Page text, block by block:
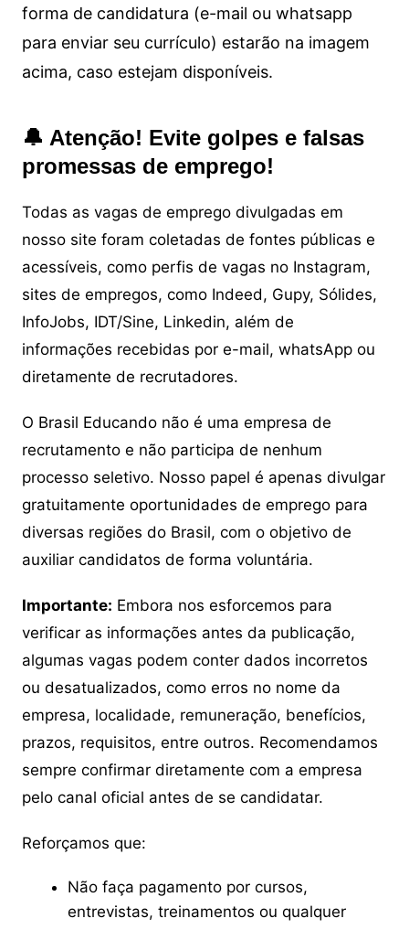
forma de candidatura (e-mail ou whatsapp
para enviar seu currículo) estarão na imagem
acima, caso estejam disponíveis.
🔔 Atenção! Evite golpes e falsas
promessas de emprego!
Todas as vagas de emprego divulgadas em
nosso site foram coletadas de fontes públicas e
acessíveis, como perfis de vagas no Instagram,
sites de empregos, como Indeed, Gupy, Sólides,
InfoJobs, IDT/Sine, Linkedin, além de
informações recebidas por e-mail, whatsApp ou
diretamente de recrutadores.
O Brasil Educando não é uma empresa de
recrutamento e não participa de nenhum
processo seletivo. Nosso papel é apenas divulgar
gratuitamente oportunidades de emprego para
diversas regiões do Brasil, com o objetivo de
auxiliar candidatos de forma voluntária.
Importante: Embora nos esforcemos para
verificar as informações antes da publicação,
algumas vagas podem conter dados incorretos
ou desatualizados, como erros no nome da
empresa, localidade, remuneração, benefícios,
prazos, requisitos, entre outros. Recomendamos
sempre confirmar diretamente com a empresa
pelo canal oficial antes de se candidatar.
Reforçamos que:
Não faça pagamento por cursos,
entrevistas, treinamentos ou qualquer